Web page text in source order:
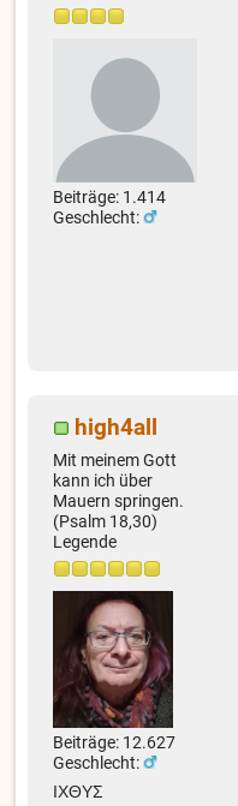
Beiträge: 1.414
Geschlecht:
high4all
Mit meinem Gott
kann ich über
Mauern springen.
(Psalm 18,30)
Legende
Beiträge: 12.627
Geschlecht:
ΙΧΘΥΣ